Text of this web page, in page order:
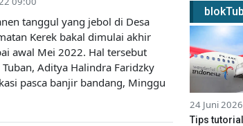
tanggul yang jebol di Desa
Kerek bakal dimulai akhir
awal Mei 2022. Hal tersebut
Aditya Halindra Faridzky
pasca banjir bandang, Minggu
24 Juni
Tips